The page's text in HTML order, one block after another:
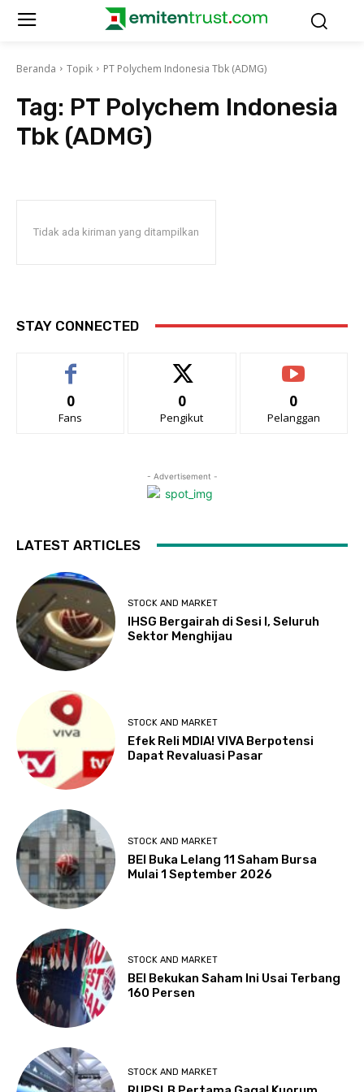
Beranda Topik PT Polychem Indonesia Tbk (ADMG)
Tag: PT Polychem Indonesia
Tbk (ADMG)
Tidak ada kiriman yang ditampilkan
STAY CONNECTED
0
Fans
0
Pengikut
0
Pelanggan
- Advertisement -
LATEST ARTICLES
STOCK AND MARKET
IHSG Bergairah di Sesi I, Seluruh
Sektor Menghijau
STOCK AND MARKET
Efek Reli MDIA! VIVA Berpotensi
Dapat Revaluasi Pasar
STOCK AND MARKET
BEI Buka Lelang 11 Saham Bursa
Mulai 1 September 2026
STOCK AND MARKET
BEI Bekukan Saham Ini Usai Terbang
160 Persen
STOCK AND MARKET